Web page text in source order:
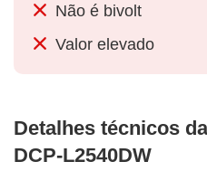
Não é bivolt
Valor elevado
Detalhes técnicos
DCP-L2540DW